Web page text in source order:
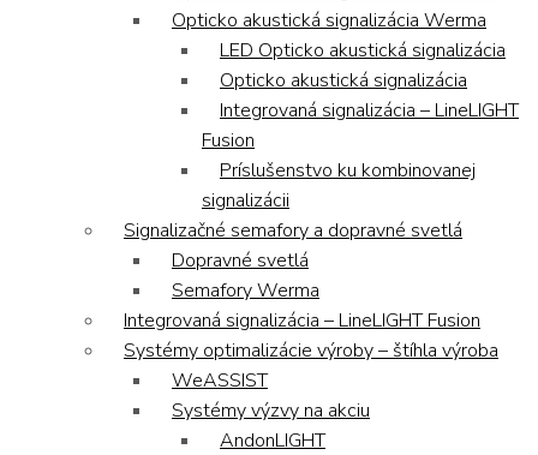
Opticko akustická signalizácia Werma
LED Opticko akustická signalizácia
Opticko akustická signalizácia
Integrovaná signalizácia – LineLIGHT
Fusion
Príslušenstvo ku kombinovanej
signalizácii
Signalizačné semafory a dopravné svetlá
Dopravné svetlá
Semafory Werma
Integrovaná signalizácia – LineLIGHT Fusion
Systémy optimalizácie výroby – štíhla výroba
WeASSIST
Systémy výzvy na akciu
AndonLIGHT